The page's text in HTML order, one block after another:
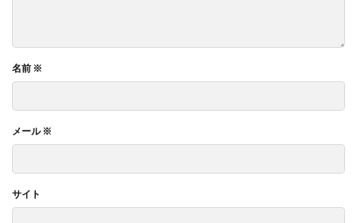
名前 ※
メール※
サイト